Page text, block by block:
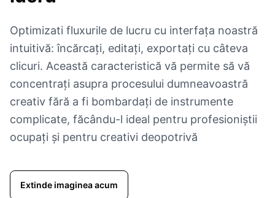
Optimizati fluxurile de lucru cu interfața noastră
intuitivă: încărcați, editați, exportați cu câteva
clicuri. Această caracteristică vă permite să vă
concentrați asupra procesului dumneavoastră
creativ fără a fi bombardați de instrumente
complicate, făcându-l ideal pentru profesioniștii
ocupați și pentru creativi deopotrivă
Extinde imaginea acum